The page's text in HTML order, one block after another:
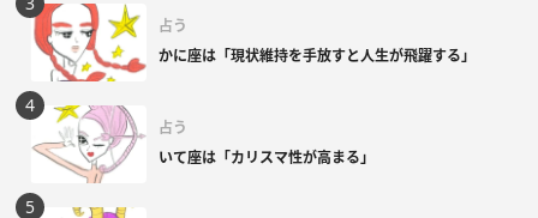
占う
かに座は「現状維持を手放すと人生が飛躍する」
占う
いて座は「カリスマ性が高まる」